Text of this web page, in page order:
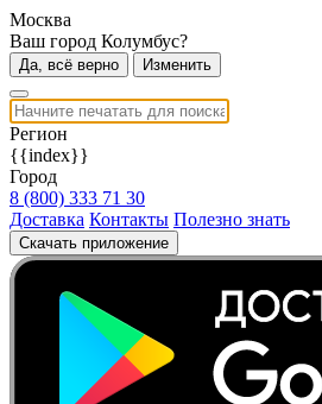
Москва
Ваш город Колумбус?
Да, всё верно Изменить
Регион
{{index}}
Город
8 (800) 333 71 30
Доставка Контакты Полезно знать
Скачать приложение